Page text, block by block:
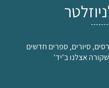
סיורים, ספרים חדשים
אצלנו ב'יד'